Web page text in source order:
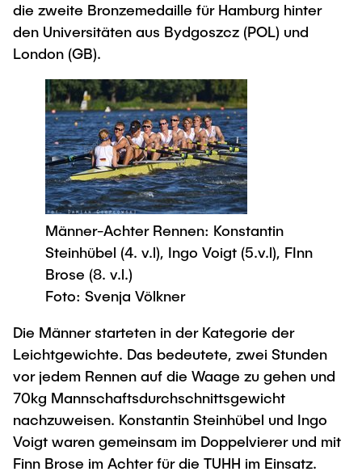
die zweite Bronzemedaille für Hamburg hinter
den Universitäten aus Bydgoszcz (POL) und
London (GB).
Männer-Achter Rennen: Konstantin
Steinhübel (4. v.l), Ingo Voigt (5.v.l), FInn
Brose (8. v.l.)
Foto: Svenja Völkner
Die Männer starteten in der Kategorie der
Leichtgewichte. Das bedeutete, zwei Stunden
vor jedem Rennen auf die Waage zu gehen und
70kg Mannschaftsdurchschnittsgewicht
nachzuweisen. Konstantin Steinhübel und Ingo
Voigt waren gemeinsam im Doppelvierer und mit
Finn Brose im Achter für die TUHH im Einsatz.